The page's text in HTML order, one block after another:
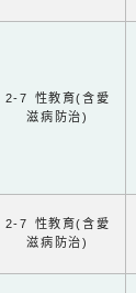
2-7 性教育(含愛
滋病防治)
2-7 性教育(含愛
滋病防治)